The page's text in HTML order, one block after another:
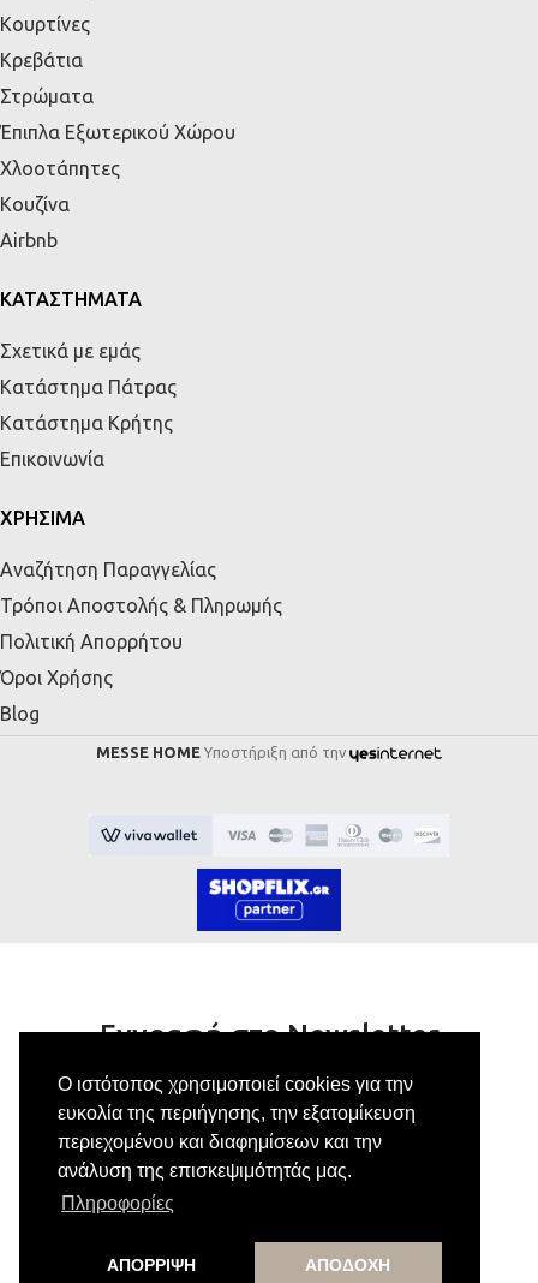
Ο ιστότοπος χρησιμοποιεί cookies για την
ευκολία της περιήγησης, την εξατομίκευση
περιεχομένου και διαφημίσεων και την
ανάλυση της επισκεψιμότητάς μας.
Πληροφορίες
ΑΠΟΡΡΙΨΗ ΑΠΟΔΟΧΗ
Κουρτίνες
Κρεβάτια
Στρώματα
Έπιπλα Εξωτερικού Χώρου
Χλοοτάπητες
Κουζίνα
Airbnb
ΚΑΤΑΣΤΗΜΑΤΑ
Σχετικά με εμάς
Κατάστημα Πάτρας
Κατάστημα Κρήτης
Επικοινωνία
ΧΡΗΣΙΜΑ
Αναζήτηση Παραγγελίας
Τρόποι Αποστολής & Πληρωμής
Πολιτική Απορρήτου
Όροι Χρήσης
Blog
MESSE HOME Υποστήριξη από την
Εγγραφή στο Newsletter
Κάνε εγγραφή στο newsletter μας για να
λαμβάνεις αποκλειστικές προσφορές.